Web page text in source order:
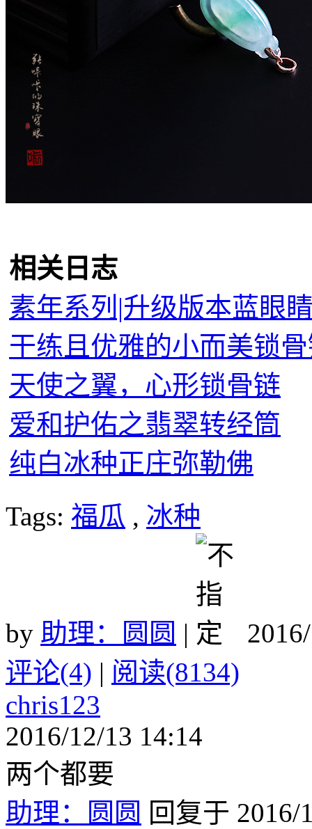
相关日志
素年系列|升级版本蓝眼
干练且优雅的小而美锁
天使之翼，心形锁骨链
爱和护佑之翡翠转经筒
纯白冰种正庄弥勒佛
Tags: 福瓜 , 冰种
by 助理：圆圆 |
评论(4) | 阅读(8134)
chris123
2016/12/13 14:14
两个都要
助理：圆圆 回复于 2016/